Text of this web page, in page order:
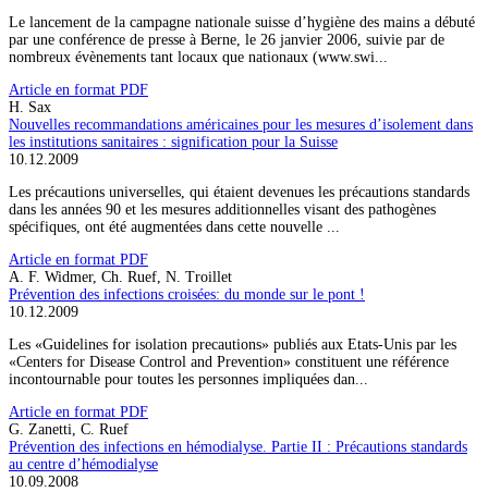
Le lancement de la campagne nationale suisse d’hygiène des mains a débuté
par une conférence de presse à Berne, le 26 janvier 2006, suivie par de
nombreux évènements tant locaux que nationaux (www.swi...
Article en format PDF
H. Sax
Nouvelles recommandations américaines pour les mesures d’isolement dans
les institutions sanitaires : signification pour la Suisse
10.12.2009
Les précautions universelles, qui étaient devenues les précautions standards
dans les années 90 et les mesures additionnelles visant des pathogènes
spécifiques, ont été augmentées dans cette nouvelle ...
Article en format PDF
A. F. Widmer, Ch. Ruef, N. Troillet
Prévention des infections croisées: du monde sur le pont !
10.12.2009
Les «Guidelines for isolation precautions» publiés aux Etats-Unis par les
«Centers for Disease Control and Prevention» constituent une référence
incontournable pour toutes les personnes impliquées dan...
Article en format PDF
G. Zanetti, C. Ruef
Prévention des infections en hémodialyse. Partie II : Précautions standards
au centre d’hémodialyse
10.09.2008